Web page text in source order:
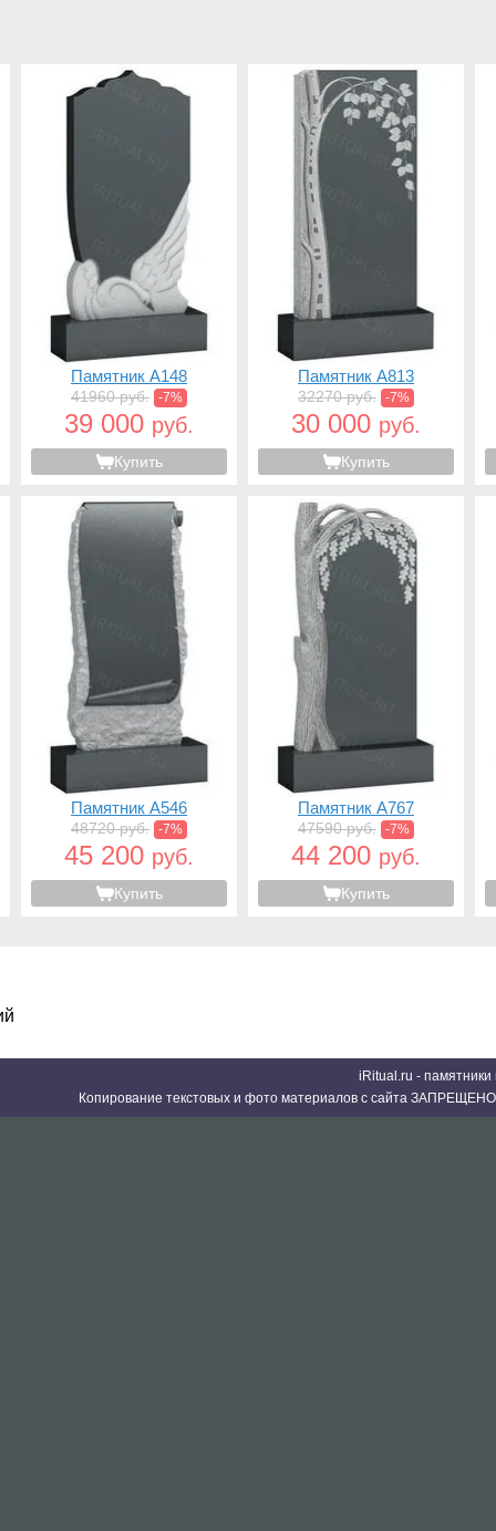
Памятник A148
41960 руб. -7%
39 000 руб.
Купить
Памятник A813
32270 руб. -7%
30 000 руб.
Купить
Памятник A546
48720 руб. -7%
45 200 руб.
Купить
Памятник A767
47590 руб. -7%
44 200 руб.
Купить
iRitual.ru -
Копирование текстовых и фото материалов с сайта